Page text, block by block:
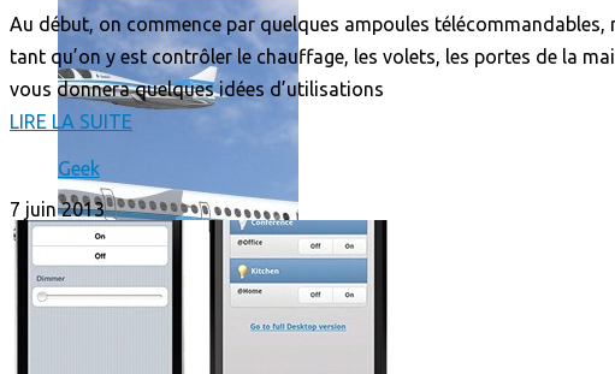
Au début, on commence par quelques ampoules
tant qu’on y est contrôler le chauffage, les volets, les portes de la
vous donnera quelques idées d’utilisations
LIRE LA SUITE
Geek
7 juin 2013